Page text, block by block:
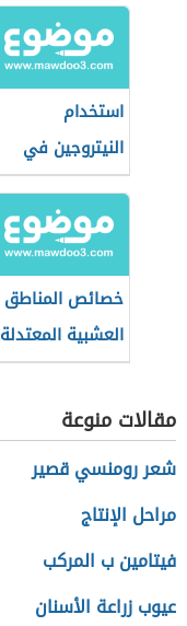
استخدام
النيتروجين في
الزراعة
خصائص المناطق
العشبية المعتدلة
مقالات منوعة
شعر رومنسي قصير
مراحل الإنتاج
فيتامين ب المركب
عيوب زراعة الأسنان